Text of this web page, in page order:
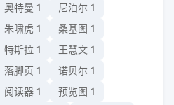
奥特曼 1 尼泊尔 1
朱啸虎 1 桑基图 1
特斯拉 1 王慧文 1
落脚页 1 诺贝尔 1
阅读器 1 预览图 1